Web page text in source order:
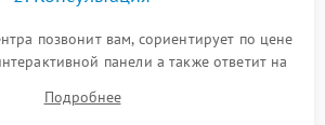
позвонит вам, сориентирует по цене
панели а также ответит на
Подробнее